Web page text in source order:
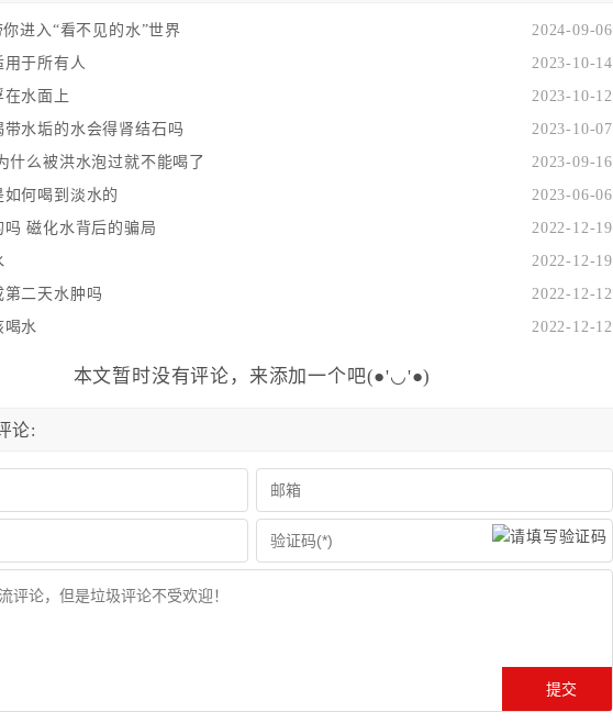
2024-09-06
进入“看不见的水”世界
2023-10-14
于所有人
2023-10-12
在水面上
2023-10-07
带水垢的水会得肾结石吗
2023-09-16
什么被洪水泡过就不能喝了
2023-06-06
何喝到淡水的
2022-12-19
磁化水背后的骗局
2022-12-19
2022-12-12
第二天水肿吗
2022-12-12
喝水
本文暂时没有评论，来添加一个吧(●'◡'●)
论: